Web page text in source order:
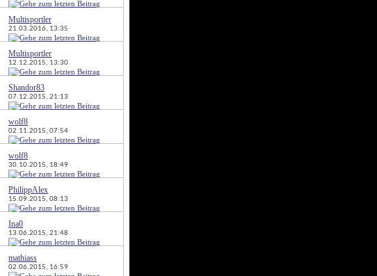
Multisportler
21.03.2016, 13:35
Multisportler
12.12.2015, 13:30
Shandor83
07.12.2015, 21:13
wolf8
02.11.2015, 07:54
wolf8
30.10.2015, 18:49
PhilippAlex
15.09.2015, 08:13
Ina0
13.06.2015, 21:48
mathiass
02.06.2015, 16:59